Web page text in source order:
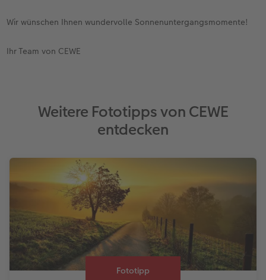
Wir wünschen Ihnen wundervolle Sonnenuntergangsmomente!
Ihr Team von CEWE
Weitere Fototipps von CEWE
entdecken
Fototipp